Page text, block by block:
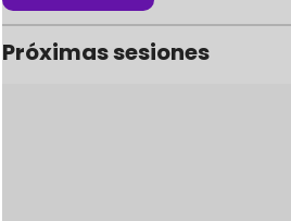
Próximas sesiones